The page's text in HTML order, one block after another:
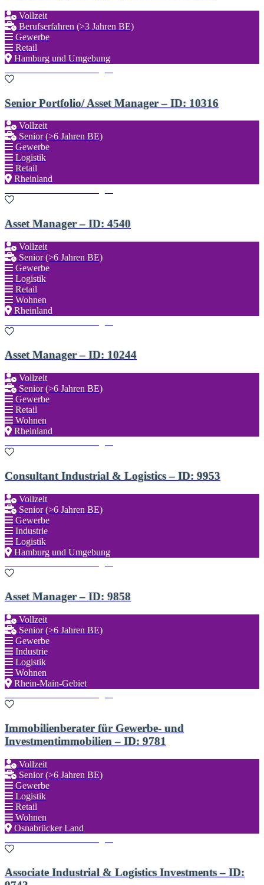
Vollzeit
Berufserfahren (>3 Jahren BE)
Gewerbe
Retail
Hamburg und Umgebung
Senior Portfolio/ Asset Manager – ID: 10316
Vollzeit
Senior (>6 Jahren BE)
Gewerbe
Logistik
Retail
Rheinland
Asset Manager – ID: 4540
Vollzeit
Senior (>6 Jahren BE)
Gewerbe
Logistik
Retail
Wohnen
Rheinland
Asset Manager – ID: 10244
Vollzeit
Senior (>6 Jahren BE)
Gewerbe
Retail
Wohnen
Rheinland
Consultant Industrial & Logistics – ID: 9953
Vollzeit
Senior (>6 Jahren BE)
Gewerbe
Industrie
Logistik
Hamburg und Umgebung
Asset Manager – ID: 9858
Vollzeit
Senior (>6 Jahren BE)
Gewerbe
Industrie
Logistik
Wohnen
Rhein-Main-Gebiet
Immobilienberater für Gewerbe- und
Investmentimmobilien – ID: 9781
Vollzeit
Senior (>6 Jahren BE)
Gewerbe
Logistik
Retail
Wohnen
Osnabrücker Land
Associate Industrial & Logistics Investments – ID: